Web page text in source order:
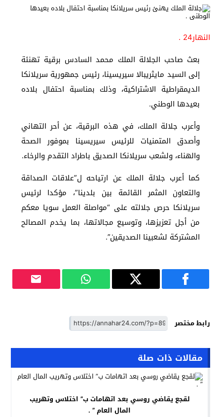
النهار24 .
بعث صاحب الجلالة الملك محمد السادس برقية تهنئة
إلى السيد مايثريبالا سيريسينا، رئيس جمهورية سريلانكا
الديمقراطية الاشتراكية، وذلك بمناسبة احتفال بلاده
بعيدها الوطني.
وأعرب جلالة الملك، في هذه البرقية، عن أحر التهاني
وأصدق المتمنيات للرئيس سيريسينا بموفور الصحة
والهناء، ولشعب سريلانكا الصديق باطراد التقدم والرخاء.
كما أعرب جلالة الملك عن ارتياحه ل”علاقات الصداقة
والتعاون المثمر القائمة بين بلدينا”، مؤكدا لرئيس
سريلانكا حرص جلالته على “مواصلة العمل سويا معكم
من أجل تعزيزها، وتوسيع مجالاتها، بما يخدم المصالح
المشتركة لشعبينا الصديقين”.
رابط مختصر
مقالات ذات صلة
لقجع يقاضي روسي بعد اتهامات ب” اختلاس وتهريب
المال العام ” .